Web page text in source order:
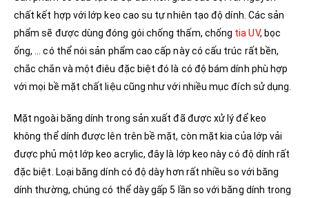
chất kết hợp với lớp keo cao su tự nhiên tạo độ dính. Các sản
phẩm sẽ được dùng đóng gói chống thấm, chống tia UV, bọc
ống, … có thể nói sản phẩm cao cấp này có cấu trúc rất bền,
chắc chắn và một điêu đặc biệt đó là có độ bám dính phù hợp
với mọi bề mặt chất liệu cũng như với nhiều mục đích sử dụng.
Mặt ngoài băng dính trong sản xuất đã được xử lý để keo
không thể dính được lên trên bề mặt, còn mặt kia của lớp vải
được phủ một lớp keo acrylic, đây là lớp keo này có độ dính rất
đặc biệt. Loại băng dính có độ dày hơn rất nhiều so với băng
dính thường, chúng có thể dày gấp 5 lần so với băng dính trong